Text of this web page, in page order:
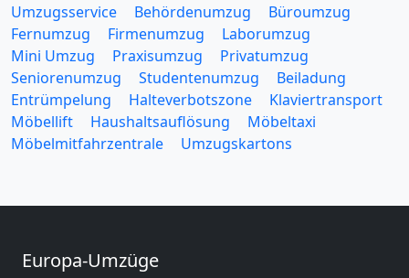
Umzugsservice Behördenumzug
Büroumzug
Fernumzug
Firmenumzug
Laborumzug
Mini Umzug
Praxisumzug
Privatumzug
Seniorenumzug
Studentenumzug
Beiladung
Entrümpelung
Halteverbotszone
Klaviertransport
Möbellift
Haushaltsauflösung
Möbeltaxi
Möbelmitfahrzentrale
Umzugskartons
Europa-Umzüge